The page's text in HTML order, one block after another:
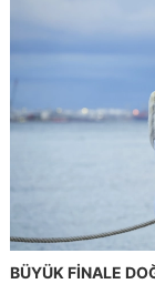
BÜYÜK FİNALE